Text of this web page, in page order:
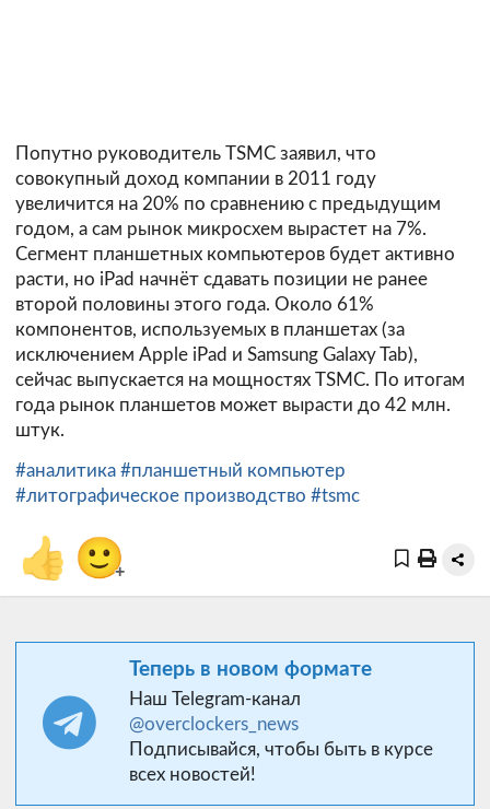
Попутно руководитель TSMC заявил, что
совокупный доход компании в 2011 году
увеличится на 20% по сравнению с предыдущим
годом, а сам рынок микросхем вырастет на 7%.
Сегмент планшетных компьютеров будет активно
расти, но iPad начнёт сдавать позиции не ранее
второй половины этого года. Около 61%
компонентов, используемых в планшетах (за
исключением Apple iPad и Samsung Galaxy Tab),
сейчас выпускается на мощностях TSMC. По итогам
года рынок планшетов может вырасти до 42 млн.
штук.
#аналитика #планшетный компьютер
#литографическое производство #tsmc
👍 🙂+
Теперь в новом формате
Наш Telegram-канал
@overclockers_news
Подписывайся, чтобы быть в курсе
всех новостей!